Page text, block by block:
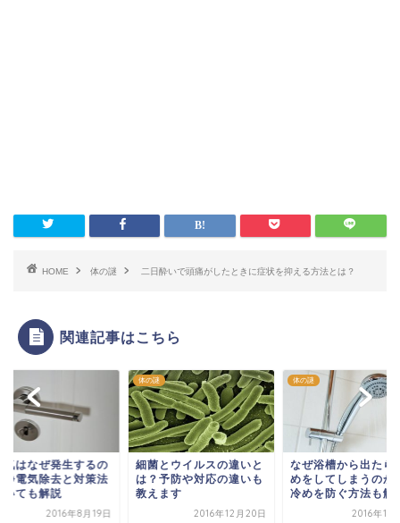
HOME 体の謎 二日酔いで頭痛がしたときに症状を抑える方法とは？
関連記事はこちら
気はなぜ発生するの
静電気除去と対策法
いても解説
2016年8月19日
体の謎
細菌とウイルスの違いと
は？予防や対応の違いも
教えます
2016年12月20日
体の謎
なぜ浴槽から出たら
めをしてしまうのか
冷めを防ぐ方法も解
2016年10